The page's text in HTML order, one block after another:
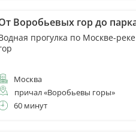
Воробьевых гор до
прогулка по Москве-
Москва
причал «Воробьевы горы»
60 минут